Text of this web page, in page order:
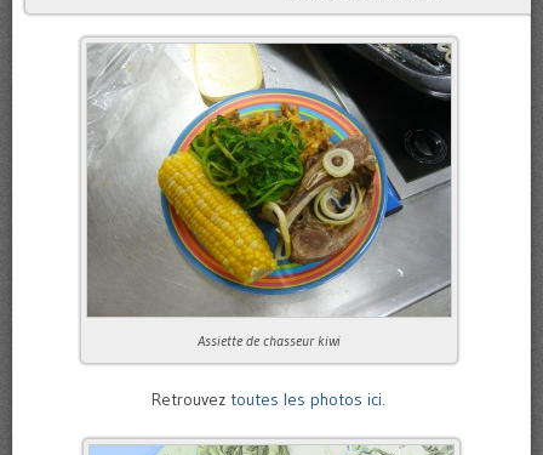
Assiette de chasseur kiwi
Retrouvez toutes les photos ici.